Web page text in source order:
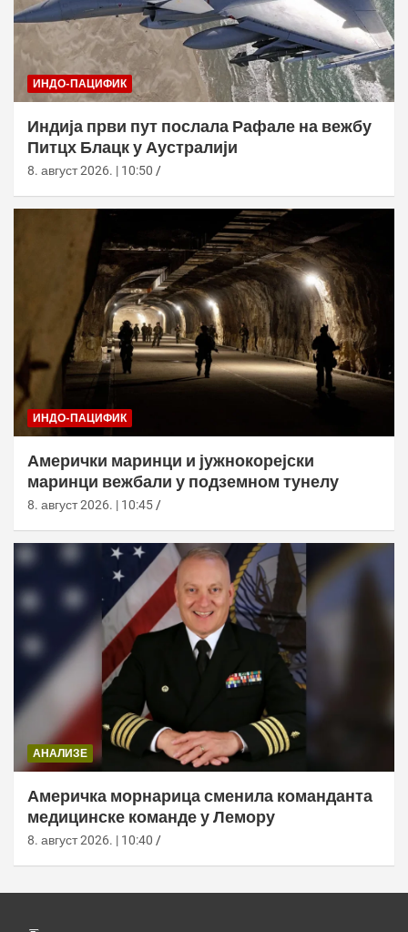
ИНДО-ПАЦИФИК
Индија први пут послала Рафале на вежбу
Питцх Блацк у Аустралији
8. август 2026. | 10:50
ИНДО-ПАЦИФИК
Амерички маринци и јужнокорејски
маринци вежбали у подземном тунелу
8. август 2026. | 10:45
АНАЛИЗЕ
Америчка морнарица сменила команданта
медицинске команде у Лемору
8. август 2026. | 10:40